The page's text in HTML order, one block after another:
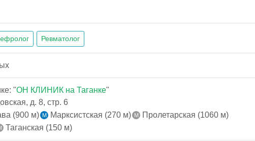
Ревматолог
"ОН КЛИНИК на Таганке"
д. 8, стр. 6
(900 м)
Марксистская (270 м)
Пролетарская (1060 м)
Таганская (150 м)